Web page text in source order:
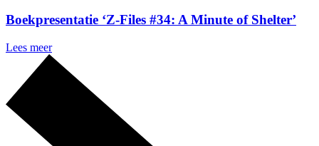
Boekpresentatie ‘Z-Files #34: A Minute of Shelter’
Lees meer